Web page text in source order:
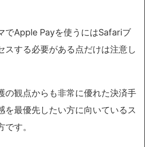
でApple Payを使うにはSafariブ
スする必要がある点だけは注意し
の観点からも非常に優れた決済手
を最優先したい方に向いているス
す。